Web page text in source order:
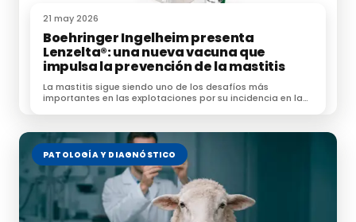
21 may 2026
Boehringer Ingelheim presenta
Lenzelta®: una nueva vacuna que
impulsa la prevención de la mastitis
La mastitis sigue siendo uno de los desafíos más
importantes en las explotaciones por su incidencia en la
PATOLOGÍA Y DIAGNÓSTICO